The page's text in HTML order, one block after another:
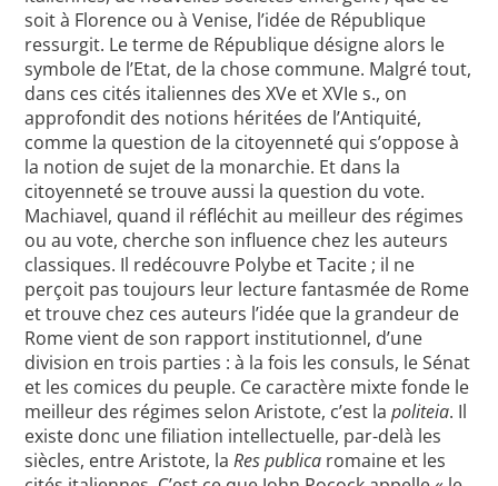
soit à Florence ou à Venise, l’idée de République
ressurgit. Le terme de République désigne alors le
symbole de l’Etat, de la chose commune. Malgré tout,
dans ces cités italiennes des XVe et XVIe s., on
approfondit des notions héritées de l’Antiquité,
comme la question de la citoyenneté qui s’oppose à
la notion de sujet de la monarchie. Et dans la
citoyenneté se trouve aussi la question du vote.
Machiavel, quand il réfléchit au meilleur des régimes
ou au vote, cherche son influence chez les auteurs
classiques. Il redécouvre Polybe et Tacite ; il ne
perçoit pas toujours leur lecture fantasmée de Rome
et trouve chez ces auteurs l’idée que la grandeur de
Rome vient de son rapport institutionnel, d’une
division en trois parties : à la fois les consuls, le Sénat
et les comices du peuple. Ce caractère mixte fonde le
meilleur des régimes selon Aristote, c’est lapoliteia. Il
existe donc une filiation intellectuelle, par-delà les
siècles, entre Aristote, laRes publica romaine et les